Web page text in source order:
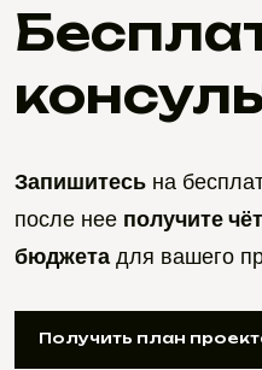
Запишитесь на
после нее получите
бюджета для вашего
Получить план